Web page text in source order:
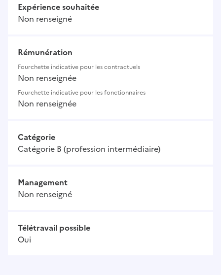
Expérience souhaitée
Non renseigné
Rémunération
Fourchette indicative pour les contractuels
Non renseignée
Fourchette indicative pour les fonctionnaires
Non renseignée
Catégorie
Catégorie B (profession intermédiaire)
Management
Non renseigné
Télétravail possible
Oui